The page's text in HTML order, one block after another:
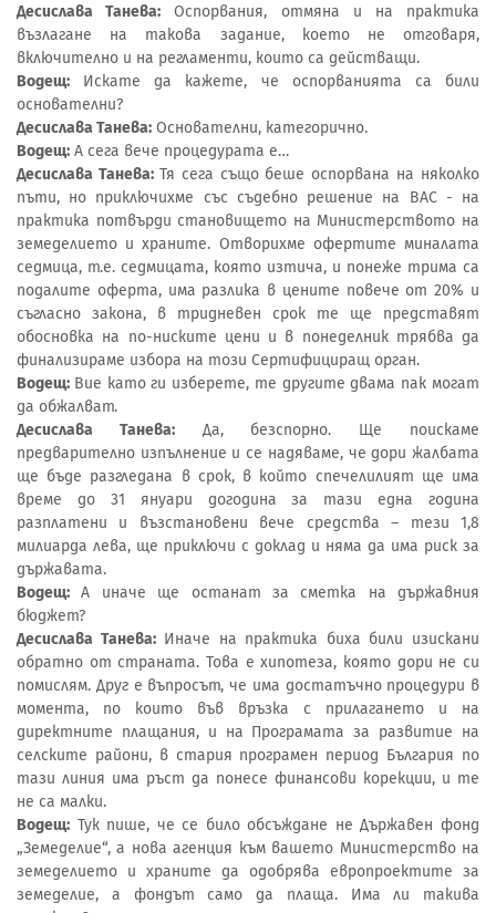
Десислава Танева: Оспорвания, отмяна и на практика
възлагане на такова задание, което не отговаря,
включително и на регламенти, които са действащи.
Водещ: Искате да кажете, че оспорванията са били
основателни?
Десислава Танева: Основателни, категорично.
Водещ: А сега вече процедурата е…
Десислава Танева: Тя сега също беше оспорвана на няколко
пъти, но приключихме със съдебно решение на ВАС - на
практика потвърди становището на Министерството на
земеделието и храните. Отворихме офертите миналата
седмица, т.е. седмицата, която изтича, и понеже трима са
подалите оферта, има разлика в цените повече от 20% и
съгласно закона, в тридневен срок те ще представят
обосновка на по-ниските цени и в понеделник трябва да
финализираме избора на този Сертифициращ орган.
Водещ: Вие като ги изберете, те другите двама пак могат
да обжалват.
Десислава Танева:Да, безспорно. Ще поискаме
предварително изпълнение и се надяваме, че дори жалбата
ще бъде разгледана в срок, в който спечелилият ще има
време до 31 януари догодина за тази една година
разплатени и възстановени вече средства – тези 1,8
милиарда лева, ще приключи с доклад и няма да има риск за
държавата.
Водещ: А иначе ще останат за сметка на държавния
бюджет?
Десислава Танева:Иначе на практика биха били изискани
обратно от страната. Това е хипотеза, която дори не си
помислям. Друг е въпросът, че има достатъчно процедури в
момента, по които във връзка с прилагането и на
директните плащания, и на Програмата за развитие на
селските райони, в стария програмен период България по
тази линия има ръст да понесе финансови корекции, и те
не са малки.
Водещ: Тук пише, че се било обсъждане не Държавен фонд
„Земеделие“, а нова агенция към вашето Министерство на
земеделието и храните да одобрява европроектите за
земеделие, а фондът само да плаща. Има ли такива